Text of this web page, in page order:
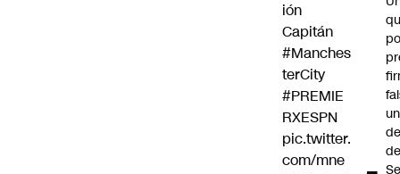
ión
Capitán
#Manches
terCity
#PREMIE
RXESPN
pic.twitter.
com/mne